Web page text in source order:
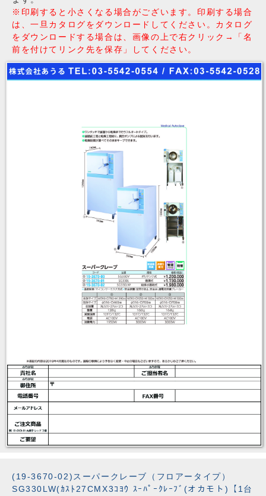
※印刷すると小さくなる場合がございます。印刷する場合
は、一旦カタログをダウンロードしてください。カタログ
をダウンロードする場合は、画像の上で右クリック→「名
前を付けてリンク先を保存」してください。
(19-3670-02)スーパークレーブ（フロアータイプ）
SG330LW(ｶｽﾄ27CMX3ｺﾖｳ ｽｰﾊﾟｰｸﾚｰﾌﾞ(オカモト)【1台